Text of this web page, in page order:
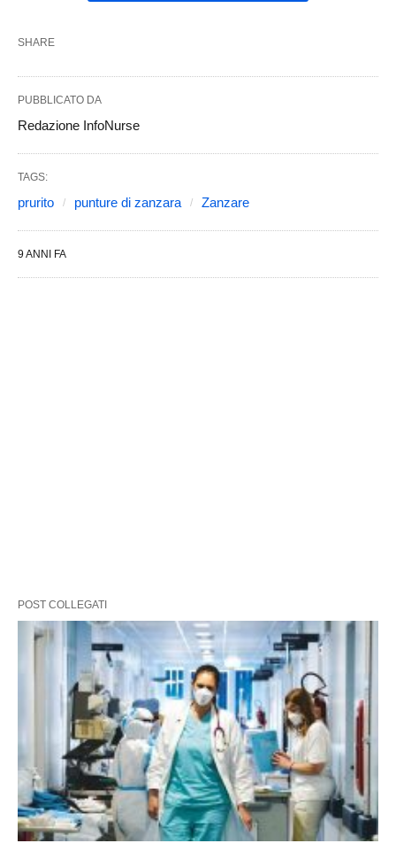
SHARE
PUBBLICATO DA
Redazione InfoNurse
TAGS:
prurito punture di zanzara Zanzare
9 ANNI FA
POST COLLEGATI